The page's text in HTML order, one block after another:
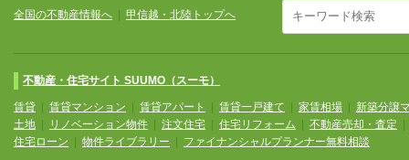
全国の不動産情報へ 甲信越・北陸トップへ
不動産・住宅サイト SUUMO（スーモ）
賃貸 賃貸マンション 賃貸アパート 賃貸一戸建て 家賃相場
新築分譲
土地
リノベーション物件 注文住宅 住宅リフォーム 不動産売却・査定
住宅ローン
物件ライブラリー ファイナンシャルプランナー無料相談